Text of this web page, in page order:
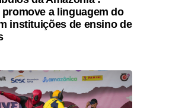
a linguagem do
instituições de ensino de